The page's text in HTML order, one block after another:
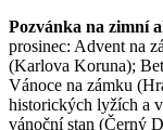
Pozvánka na zimní
prosinec: Advent na
(Karlova Koruna);
Vánoce na zámku
historických lyžích a
vánoční stan (Černý